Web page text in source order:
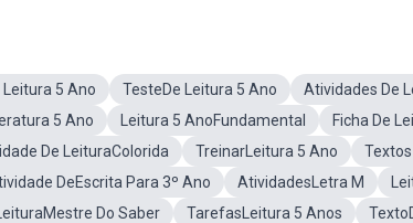
Leitura 5 Ano TesteDe Leitura 5 Ano
Atividades De
5 Ano Leitura 5 AnoFundamental
Ficha De
De LeituraColorida TreinarLeitura 5 Ano
DeEscrita Para 3º Ano AtividadesLetra M
Do Saber TarefasLeitura 5 Anos